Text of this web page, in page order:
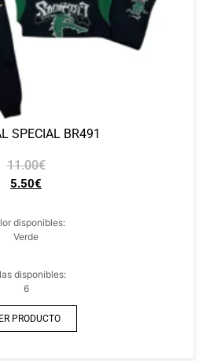
SPECIAL BR491
11.00€
5.50€
disponibles:
Verde
disponibles:
6
PRODUCTO